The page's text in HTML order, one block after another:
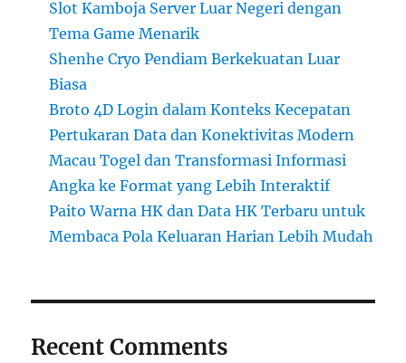
Slot Kamboja Server Luar Negeri dengan
Tema Game Menarik
Shenhe Cryo Pendiam Berkekuatan Luar
Biasa
Broto 4D Login dalam Konteks Kecepatan
Pertukaran Data dan Konektivitas Modern
Macau Togel dan Transformasi Informasi
Angka ke Format yang Lebih Interaktif
Paito Warna HK dan Data HK Terbaru untuk
Membaca Pola Keluaran Harian Lebih Mudah
Recent Comments